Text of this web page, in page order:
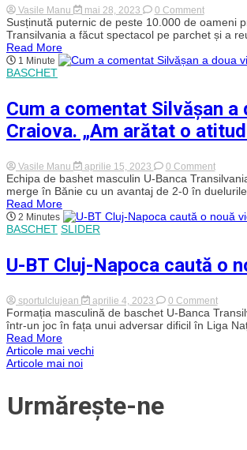
al
Ligii
Naționale
Vasile Manu mai 28, 2023 0 Commenton
Trofeul
rămâne
„acasă”!
BT
României
2022-
2023
Ligii
Naționale!
Fanii
au
terenul
Susținută puternic de peste 10.000 de oameni
Transilvania a făcut spectacol pe parchet și a
Read More
1 Minute
BASCHET
Cum a comentat Silvășan
Craiova. „Am arătat o
Vasile Manu aprilie 15, 2023 0 Commenton
Cum
a
a
play-
off-
Ligii
cu
SCM
Echipa de bashet masculin U-Banca
merge în Bănie cu un avantaj de 2-0 în duelurile
Read More
2 Minutes
BASCHET SLIDER
U-BT Cluj-Napoca caută o
sportulclujean aprilie 4, 2023 0 Commenton
U-
BT
Cluj-
Formația masculină de baschet U-Banca
într-un joc în fața unui adversar dificil în Liga
Read More
Navigare
articole
Articole mai vechi
Articole mai noi
Urmărește-ne